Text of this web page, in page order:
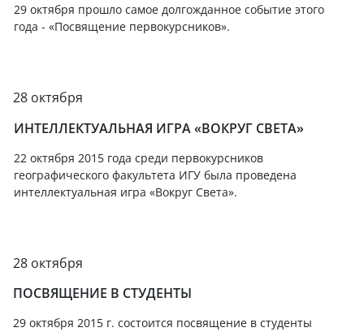
29 октября прошло самое долгожданное событие этого
года - «Посвящение первокурсников».
28 октября
ИНТЕЛЛЕКТУАЛЬНАЯ ИГРА «ВОКРУГ СВЕТА»
22 октября 2015 года среди первокурсников
географического факультета ИГУ была проведена
интеллектуальная игра «Вокруг Света».
28 октября
ПОСВЯЩЕНИЕ В СТУДЕНТЫ
29 октября 2015 г. состоится посвящение в студенты